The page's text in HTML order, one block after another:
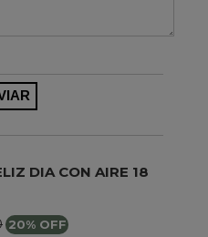
DIA CON AIRE 18
20% OFF